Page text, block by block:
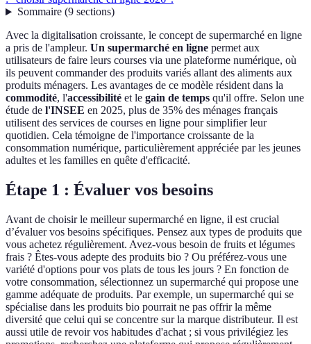
Sommaire(9 sections)
Avec la digitalisation croissante, le concept de supermarché en ligne
a pris de l'ampleur. Un supermarché en ligne permet aux
utilisateurs de faire leurs courses via une plateforme numérique, où
ils peuvent commander des produits variés allant des aliments aux
produits ménagers. Les avantages de ce modèle résident dans la
commodité, l'accessibilité et le gain de temps qu'il offre. Selon une
étude de l'INSEE en 2025, plus de 35% des ménages français
utilisent des services de courses en ligne pour simplifier leur
quotidien. Cela témoigne de l'importance croissante de la
consommation numérique, particulièrement appréciée par les jeunes
adultes et les familles en quête d'efficacité.
Étape 1 : Évaluer vos besoins
Avant de choisir le meilleur supermarché en ligne, il est crucial
d’évaluer vos besoins spécifiques. Pensez aux types de produits que
vous achetez régulièrement. Avez-vous besoin de fruits et légumes
frais ? Êtes-vous adepte des produits bio ? Ou préférez-vous une
variété d'options pour vos plats de tous les jours ? En fonction de
votre consommation, sélectionnez un supermarché qui propose une
gamme adéquate de produits. Par exemple, un supermarché qui se
spécialise dans les produits bio pourrait ne pas offrir la même
diversité que celui qui se concentre sur la marque distributeur. Il est
aussi utile de revoir vos habitudes d'achat ; si vous privilégiez les